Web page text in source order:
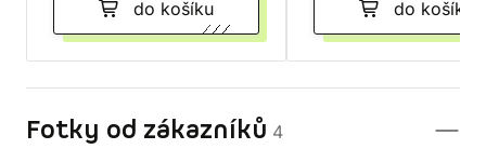
do košíku do košíku
Fotky od zákazníků 4